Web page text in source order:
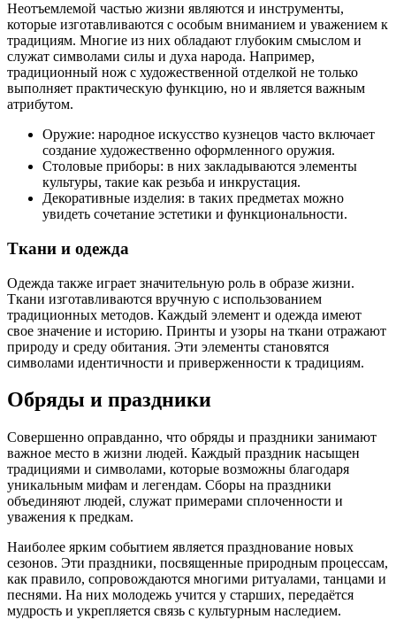
Неотъемлемой частью жизни являются и инструменты,
которые изготавливаются с особым вниманием и уважением к
традициям. Многие из них обладают глубоким смыслом и
служат символами силы и духа народа. Например,
традиционный нож с художественной отделкой не только
выполняет практическую функцию, но и является важным
атрибутом.
Оружие: народное искусство кузнецов часто включает
создание художественно оформленного оружия.
Столовые приборы: в них закладываются элементы
культуры, такие как резьба и инкрустация.
Декоративные изделия: в таких предметах можно
увидеть сочетание эстетики и функциональности.
Ткани и одежда
Одежда также играет значительную роль в образе жизни.
Ткани изготавливаются вручную с использованием
традиционных методов. Каждый элемент и одежда имеют
свое значение и историю. Принты и узоры на ткани отражают
природу и среду обитания. Эти элементы становятся
символами идентичности и приверженности к традициям.
Обряды и праздники
Совершенно оправданно, что обряды и праздники занимают
важное место в жизни людей. Каждый праздник насыщен
традициями и символами, которые возможны благодаря
уникальным мифам и легендам. Сборы на праздники
объединяют людей, служат примерами сплоченности и
уважения к предкам.
Наиболее ярким событием является празднование новых
сезонов. Эти праздники, посвященные природным процессам,
как правило, сопровождаются многими ритуалами, танцами и
песнями. На них молодежь учится у старших, передаётся
мудрость и укрепляется связь с культурным наследием.